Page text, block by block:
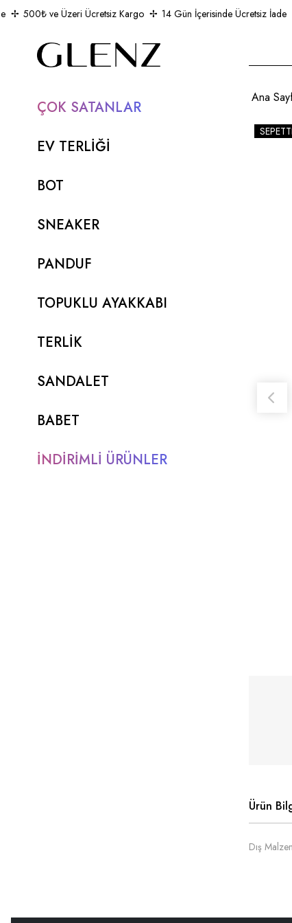
500₺ ve Üzeri Ücretsiz Kargo 14 Gün İçerisinde Ücretsiz İade
ÇOK SATANLAR
EV TERLİĞİ
BOT
SNEAKER
PANDUF
TOPUKLU AYAKKABI
TERLİK
SANDALET
BABET
İNDİRİMLİ ÜRÜNLER
Ana
Ürün
Dış